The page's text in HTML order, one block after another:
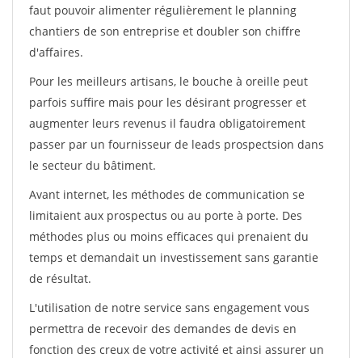
faut pouvoir alimenter régulièrement le planning
chantiers de son entreprise et doubler son chiffre
d'affaires.
Pour les meilleurs artisans, le bouche à oreille peut
parfois suffire mais pour les désirant progresser et
augmenter leurs revenus il faudra obligatoirement
passer par un fournisseur de leads prospectsion dans
le secteur du bâtiment.
Avant internet, les méthodes de communication se
limitaient aux prospectus ou au porte à porte. Des
méthodes plus ou moins efficaces qui prenaient du
temps et demandait un investissement sans garantie
de résultat.
L'utilisation de notre service sans engagement vous
permettra de recevoir des demandes de devis en
fonction des creux de votre activité et ainsi assurer un